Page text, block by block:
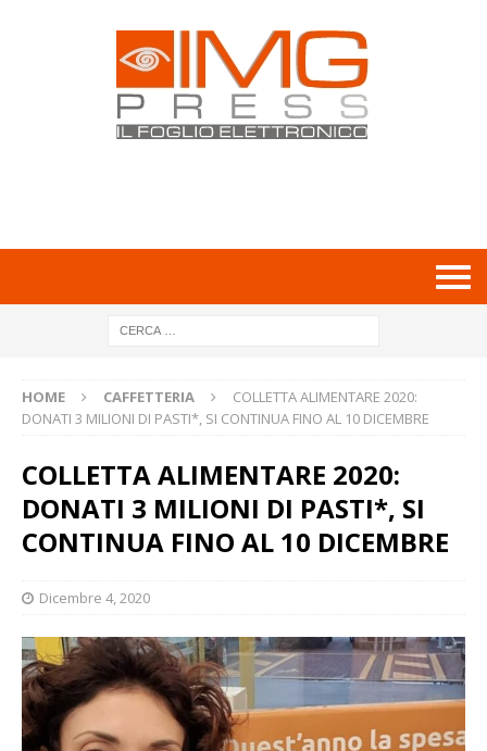
HOME CAFFETTERIA
COLLETTA ALIMENTARE 2020:
DONATI 3 MILIONI DI PASTI*, SI CONTINUA FINO AL 10 DICEMBRE
COLLETTA ALIMENTARE 2020:
DONATI 3 MILIONI DI PASTI*, SI
CONTINUA FINO AL 10 DICEMBRE
Dicembre 4, 2020